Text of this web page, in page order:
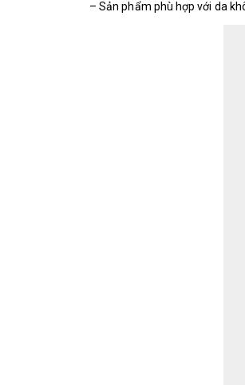
– Sản phẩm phù hợp với da